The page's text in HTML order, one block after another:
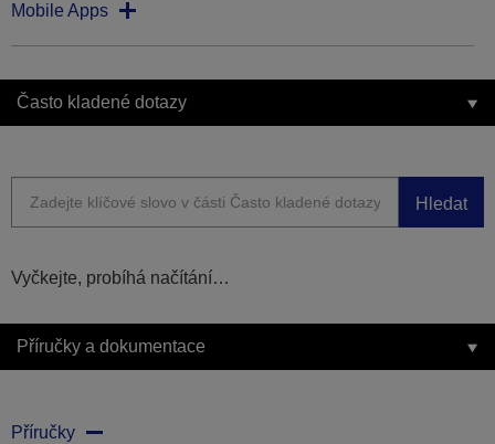
Mobile Apps
Často kladené dotazy
Hledat
Vyčkejte, probíhá načítání…
Příručky a dokumentace
Příručky